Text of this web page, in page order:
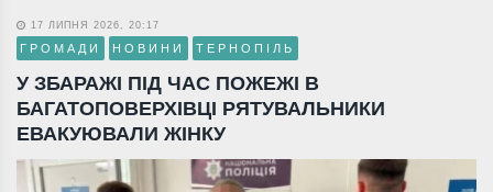
17 ЛИПНЯ 2026, 20:17
ГРОМАДИ НОВИНИ ТЕРНОПІЛЬ
У ЗБАРАЖІ ПІД ЧАС ПОЖЕЖІ В
БАГАТОПОВЕРХІВЦІ РЯТУВАЛЬНИКИ
ЕВАКУЮВАЛИ ЖІНКУ